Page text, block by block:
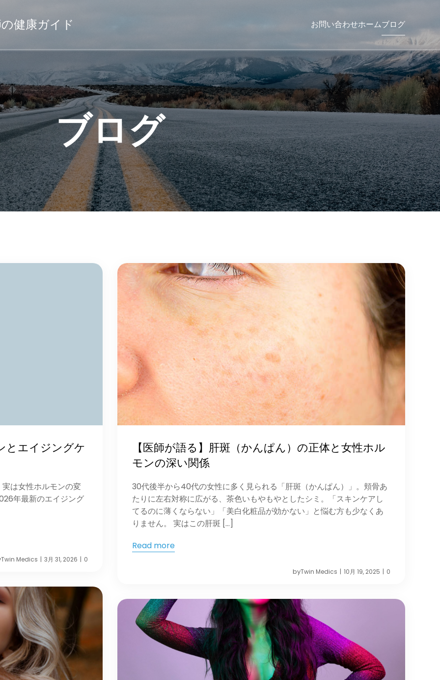
健康ガイド お問い合わせホームブログ
ブログ
とエイジングケ
は女性ホルモンの変
年最新のエイジング
Twin Medics | 3月 31, 2026 | 0
【医師が語る】肝斑（かんぱん）の正体と女性ホル
モンの深い関係
30代後半から40代の女性に多く見られる「肝斑（かんぱん）」。頬骨あ
たりに左右対称に広がる、茶色いもやもやとしたシミ。「スキンケアし
てるのに薄くならない」「美白化粧品が効かない」と悩む方も少なくあ
りません。 実はこの肝斑 […]
Read more
byTwin Medics | 10月 19, 2025 | 0